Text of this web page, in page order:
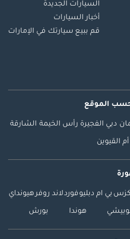
السيارات الجديدة
أخبار السيارات
قم ببيع سيارتك في الإمارات
الموقع
دبي الفجيرة رأس الخيمة الشارقة
أم القيوين
بي ام دبليوفوردلاند روفرهيونداي
هوندا بورش